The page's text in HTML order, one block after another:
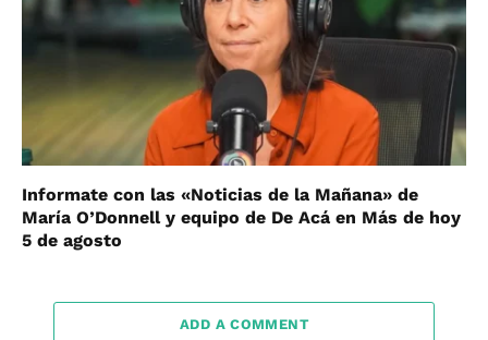
Informate con las «Noticias de la Mañana» de
María O’Donnell y equipo de De Acá en Más de hoy
5 de agosto
ADD A COMMENT